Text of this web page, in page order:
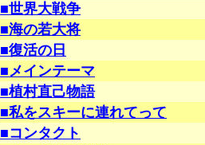
■世界大戦争
■海の若大将
■復活の日
■メインテーマ
■植村直己物語
■私をスキーに連れてって
■コンタクト